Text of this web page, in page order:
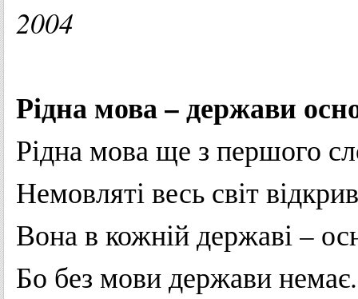
2004
Ріднамова–держави
Ріднамоваще з першого
Немовлятівесь світ
Вонав кожнійдержаві–
Бо без мовидержавинемає.